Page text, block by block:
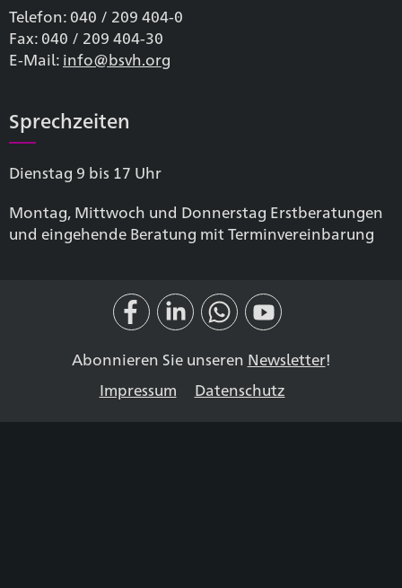
Telefon: 040 / 209 404-0
Fax: 040 / 209 404-30
E-Mail: info@bsvh.org
Sprechzeiten
Dienstag 9 bis 17 Uhr
Montag, Mittwoch und Donnerstag Erstberatungen
und eingehende Beratung mit Terminvereinbarung
Abonnieren Sie unseren Newsletter!
Impressum
Datenschutz